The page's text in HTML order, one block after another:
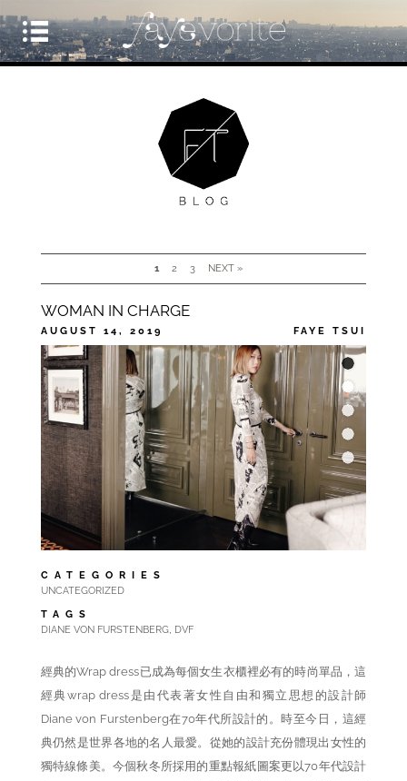
1 2 3 NEXT »
WOMAN IN CHARGE
AUGUST 14, 2019 FAYE TSUI
CATEGORIES
UNCATEGORIZED
TAGS
DIANE VON FURSTENBERG, DVF
經典的Wrap dress已成為每個女生衣櫃裡必有的時尚單品，這
經典wrap dress是由代表著女性自由和獨立思想的設計師
Diane von Furstenberg在70年代所設計的。時至今日，這經
典仍然是世界各地的名人最愛。從她的設計充份體現出女性的
獨特線條美。今個秋冬所採用的重點報紙圖案更以70年代設計